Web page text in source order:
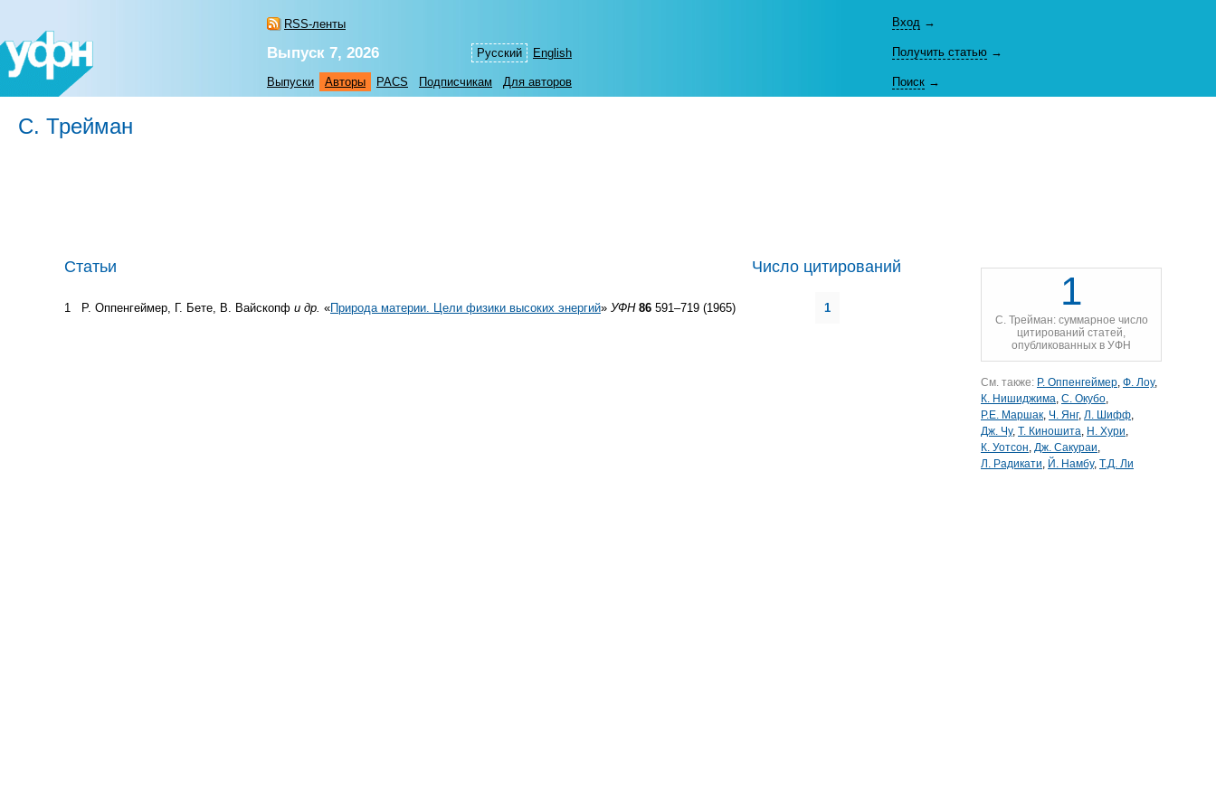
RSS-ленты
Русский English
Вход →
Выпуск 7, 2026 Получить статью →
Выпуски Авторы PACS Подписчикам Для авторов Поиск →
С. Трейман
Статьи Число цитирований
1 Р. Оппенгеймер, Г. Бете, В. Вайскопф и др. «Природа материи. Цели физики высоких энергий» УФН 86 591–719 (1965) 1 1
С. Трейман: суммарное число
цитирований статей,
опубликованных в УФН
См. также: Р. Оппенгеймер, Ф. Лоу,
К. Нишиджима, С. Окубо,
Р.Е. Маршак, Ч. Янг, Л. Шифф,
Дж. Чу, Т. Киношита, Н. Хури,
К. Уотсон, Дж. Сакураи,
Л. Радикати, Й. Намбу, Т.Д. Ли